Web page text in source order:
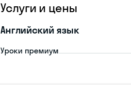
Услуги и цены
Английский язык
Уроки премиум